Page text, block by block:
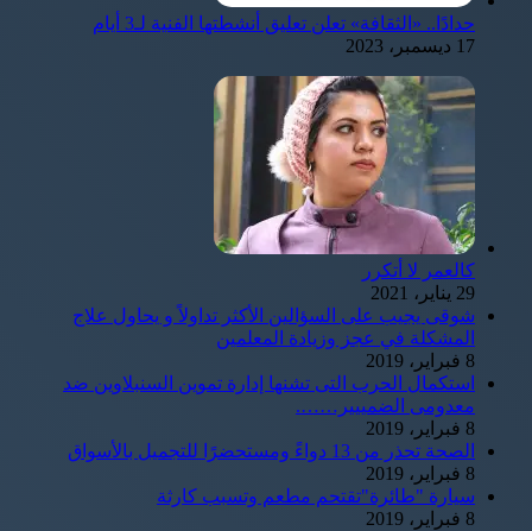
حدادًا.. «الثقافة» تعلن تعليق أنشطتها الفنية لـ3 أيام
17 ديسمبر، 2023
كالعمر لا أتكرر
29 يناير، 2021
شوقى يجيب على السؤالين الأكثر تداولاً و يحاول علاج
المشكلة في عجز وزيادة المعلمين
8 فبراير، 2019
استكمال الحرب التى تشنها إدارة تموين السنبلاوين ضد
معدومى الضمييير…….
8 فبراير، 2019
الصحة تحذر من 13 دواءً ومستحضرًا للتجميل بالأسواق
8 فبراير، 2019
سيارة "طائرة"تقتحم مطعم وتسبب كارثة
8 فبراير، 2019